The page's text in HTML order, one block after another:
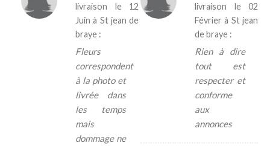
livraison le 12
Juin à St jean de
braye :
Fleurs
correspondent
à la photo et
livrée dans
les temps
mais
dommage ne
livraison le02
Février à St jean
de braye :
Rien à dire
tout est
respecter et
conforme
aux
annonces